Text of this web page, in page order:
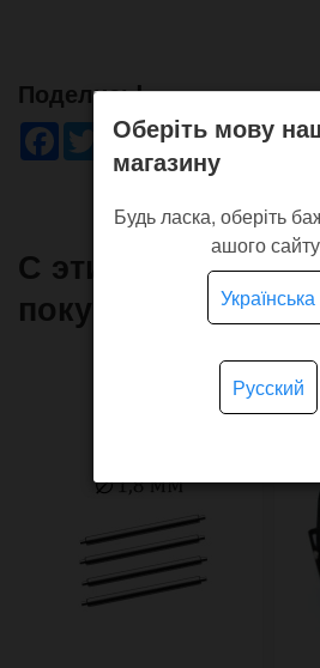
Поделись!
Facebook
TwitterWhatsApp
ViberPinterest
С этим товаром
покупают
Оберіть мову
магазину
Будь ласка, оберіть
ашого
Українська
Русский